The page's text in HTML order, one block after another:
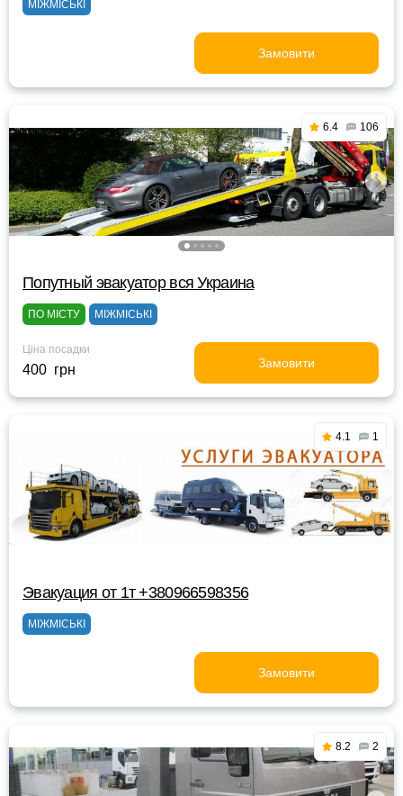
МІЖМІСЬКІ
Замовити
6.4 106
Попутный эвакуатор вся Украина
ПО МІСТУ МІЖМІСЬКІ
Ціна посадки
400 грн Замовити
4.1 1
Эвакуация от 1т +380966598356
МІЖМІСЬКІ
Замовити
8.2 2